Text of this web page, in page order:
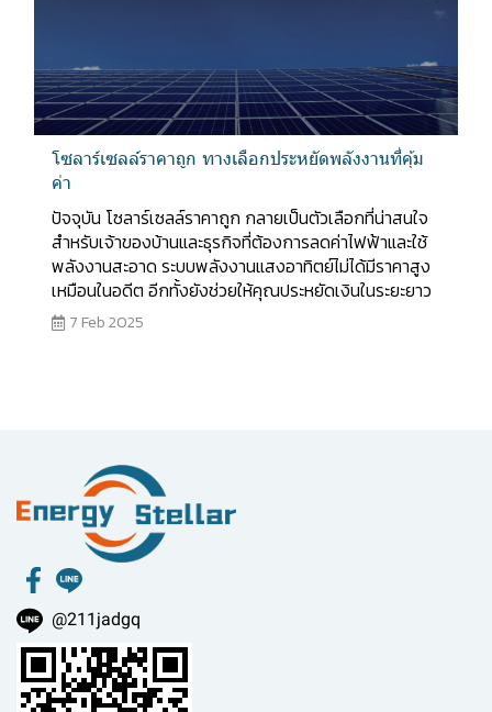
โซลาร์เซลล์ราคาถูก ทางเลือกประหยัดพลังงานที่คุ้ม
ค่า
ปัจจุบัน โซลาร์เซลล์ราคาถูก กลายเป็นตัวเลือกที่น่าสนใจ
สำหรับเจ้าของบ้านและธุรกิจที่ต้องการลดค่าไฟฟ้าและใช้
พลังงานสะอาด ระบบพลังงานแสงอาทิตย์ไม่ได้มีราคาสูง
เหมือนในอดีต อีกทั้งยังช่วยให้คุณประหยัดเงินในระยะยาว
7 Feb 2025
@211jadgq